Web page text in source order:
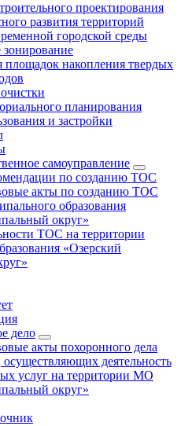
проектирования
развития территорий
городской среды
зонирование
накопления твердых
планирования
и застройки
самоуправление
по созданию ТОС
акты по созданию ТОС
образования
округ»
ТОС на территории
«Озерский
дело
акты похоронного дела
осуществляющих деятельность
услуг на территории МО
округ»